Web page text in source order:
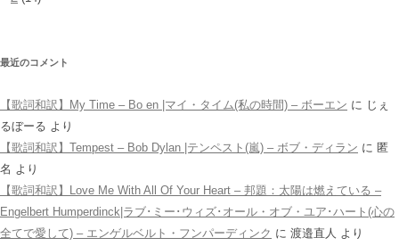
最近のコメント
【歌詞和訳】My Time – Bo en |マイ・タイム(私の時間) – ボーエン に じぇ
るぼーる より
【歌詞和訳】Tempest – Bob Dylan |テンペスト(嵐) – ボブ・ディラン に 匿
名 より
【歌詞和訳】Love Me With All Of Your Heart – 邦題：太陽は燃えている –
Engelbert Humperdinck|ラブ･ミー･ウィズ･オール・オブ・ユア･ハート(心の
全てで愛して) – エンゲルベルト・フンパーディンク に 渡邉直人 より